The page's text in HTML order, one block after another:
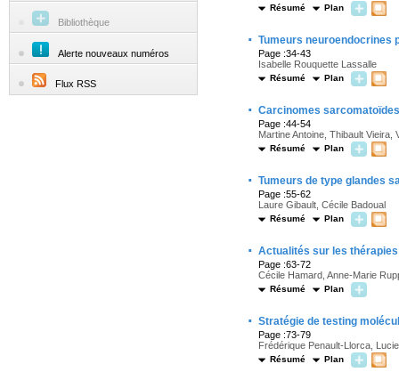
Bibliothèque
Alerte nouveaux numéros
Flux RSS
Résumé Plan
· Tumeurs neuroendocrines
Page :34-43
Isabelle Rouquette Lassalle
Résumé Plan
· Carcinomes
Page :44-54
Martine Antoine, Thibault
Résumé Plan
· Tumeurs de type glandes
Page :55-62
Laure Gibault, Cécile Badoual
Résumé Plan
· Actualités sur les
Page :63-72
Cécile Hamard, Anne-Marie
Résumé Plan
· Stratégie de testing
Page :73-79
Frédérique Penault-Llorca,
Résumé Plan